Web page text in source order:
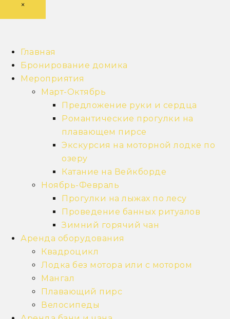
×
Главная
Бронирование домика
Мероприятия
Март-Октябрь
Предложение руки и сердца
Романтические прогулки на
плавающем пирсе
Экскурсия на моторной лодке по
озеру
Катание на Вейкборде
Ноябрь-Февраль
Прогулки на лыжах по лесу
Проведение банных ритуалов
Зимний горячий чан
Аренда оборудования
Квадроцикл
Лодка без мотора или с мотором
Мангал
Плавающий пирс
Велосипеды